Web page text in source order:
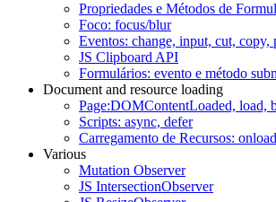
Propriedades e Métodos de
Foco: focus/blur
Eventos: change, input, cut, copy,
JS Clipboard API
Formulários: evento e método
Document and resource loading
Page:DOMContentLoaded, load,
Scripts: async, defer
Carregamento de Recursos:
Various
Mutation Observer
JS IntersectionObserver